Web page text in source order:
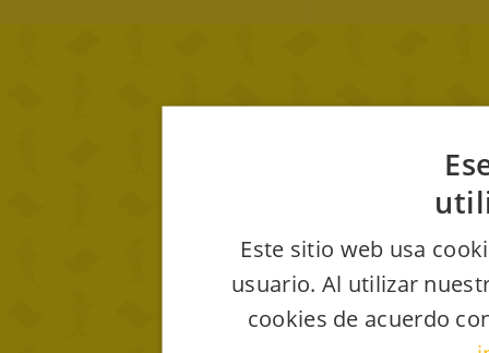
Este sitio web usa
usuario. Al utilizar
cookies de acuerdo